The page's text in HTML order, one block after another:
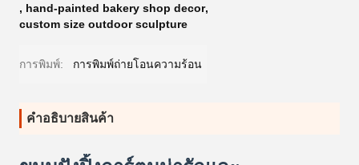
, hand-painted bakery shop decor,
custom size outdoor sculpture
การพิมพ์: การพิมพ์ถ่ายโอนความร้อน
คําอธิบายสินค้า